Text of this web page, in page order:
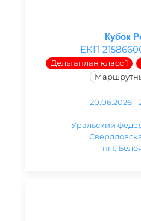
Кубок
ЕКП
Дельтаплан класс 1
20.06.2026 -
Уральский
пгт.